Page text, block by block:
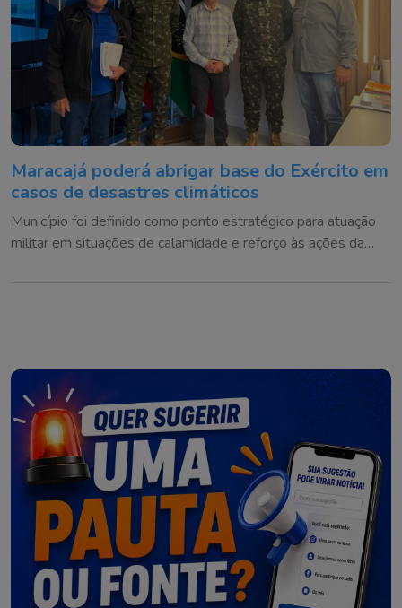
Maracajá poderá abrigar base do Exército em
casos de desastres climáticos
Município foi definido como ponto estratégico para atuação
militar em situações de calamidade e reforço às ações da